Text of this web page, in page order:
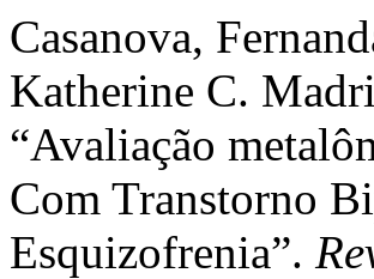
Casanova,
Katherine C.
“Avaliação
Com Transtorno
Esquizofrenia”.